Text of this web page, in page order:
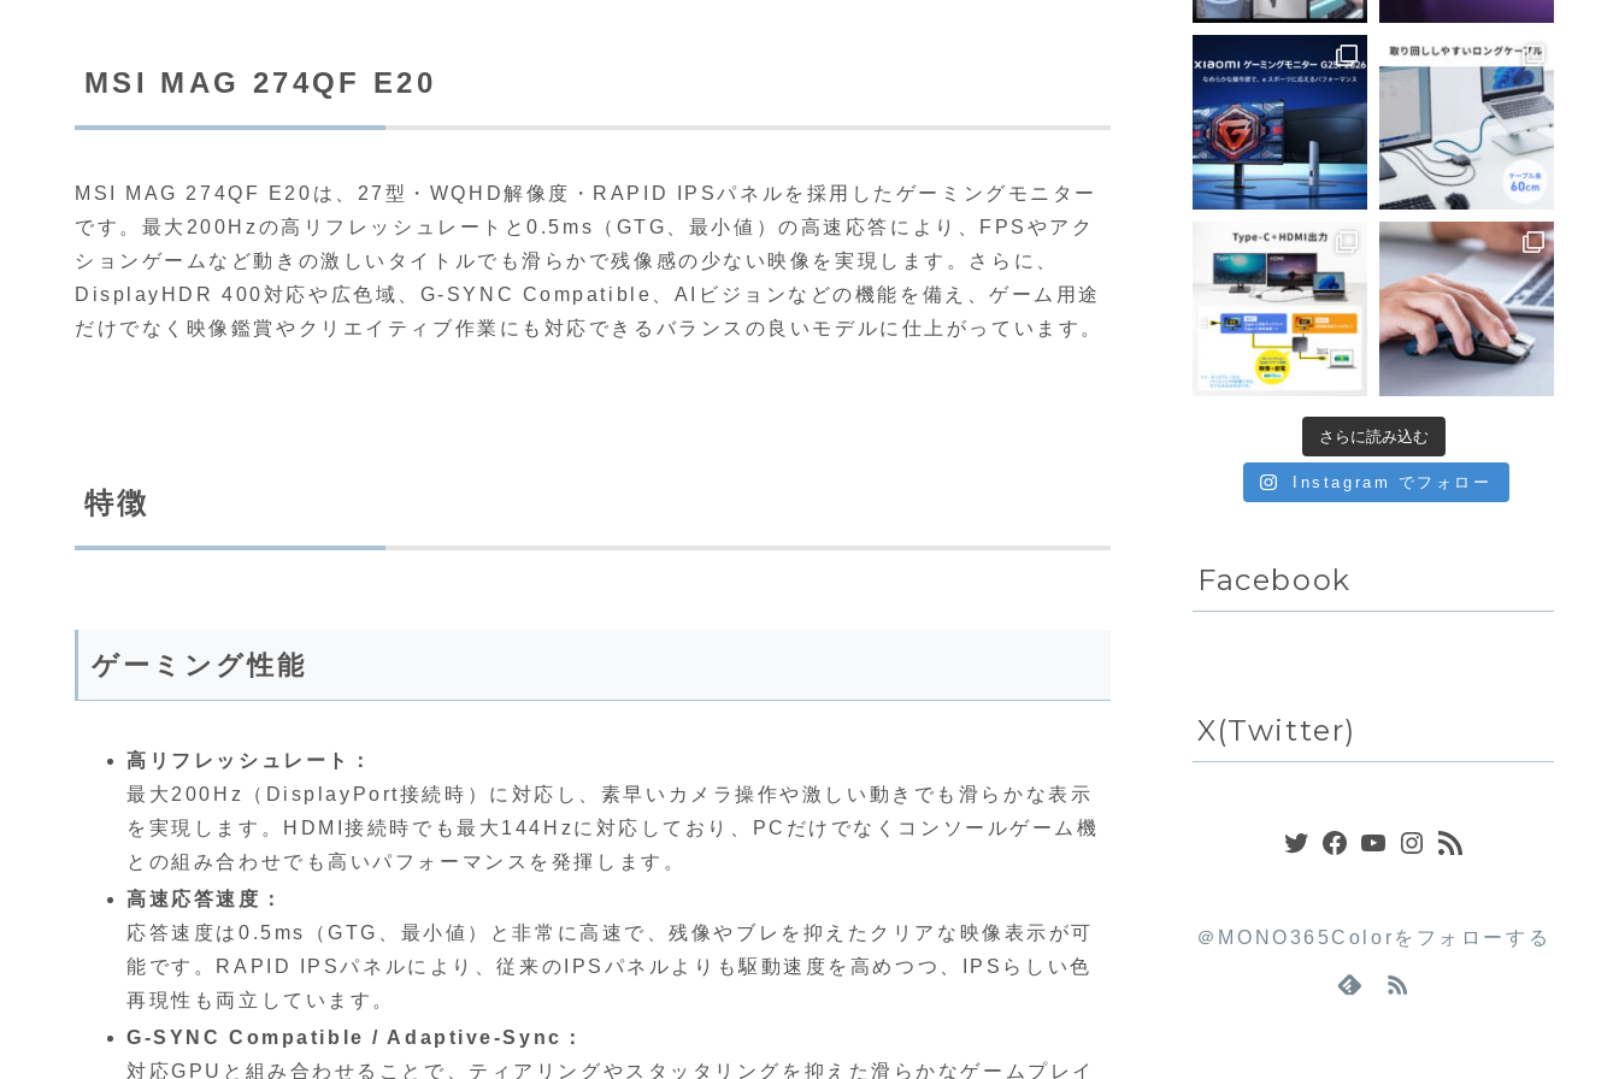
MSI MAG 274QF E20
MSI MAG 274QF E20は、27型・WQHD解像度・RAPID IPSパネルを採用したゲーミングモニター
です。最大200Hzの高リフレッシュレートと0.5ms（GTG、最小値）の高速応答により、FPSやアク
ションゲームなど動きの激しいタイトルでも滑らかで残像感の少ない映像を実現します。さらに、
DisplayHDR 400対応や広色域、G-SYNC Compatible、AIビジョンなどの機能を備え、ゲーム用途
だけでなく映像鑑賞やクリエイティブ作業にも対応できるバランスの良いモデルに仕上がっています。
特徴
ゲーミング性能
高リフレッシュレート：
最大200Hz（DisplayPort接続時）に対応し、素早いカメラ操作や激しい動きでも滑らかな表示
を実現します。HDMI接続時でも最大144Hzに対応しており、PCだけでなくコンソールゲーム機
との組み合わせでも高いパフォーマンスを発揮します。
高速応答速度：
応答速度は0.5ms（GTG、最小値）と非常に高速で、残像やブレを抑えたクリアな映像表示が可
能です。RAPID IPSパネルにより、従来のIPSパネルよりも駆動速度を高めつつ、IPSらしい色
再現性も両立しています。
G-SYNC Compatible / Adaptive-Sync：
対応GPUと組み合わせることで、ティアリングやスタッタリングを抑えた滑らかなゲームプレイ
さらに読み込む
Instagram でフォロー
Facebook
X(Twitter)
Twitter
Facebook
YouTube
Instagram
＠MONO365Colorをフォローする